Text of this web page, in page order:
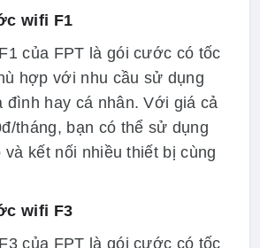
wifi F1
của FPT là gói cước có tốc
hợp với nhu cầu sử dụng
đình hay cá nhân. Với giá cả
tháng, bạn có thể sử dụng
và kết nối nhiều thiết bị cùng
wifi F3
của FPT là gói cước có tốc